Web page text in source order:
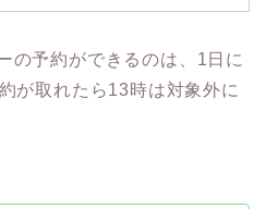
の予約ができるのは、1日に
が取れたら13時は対象外に